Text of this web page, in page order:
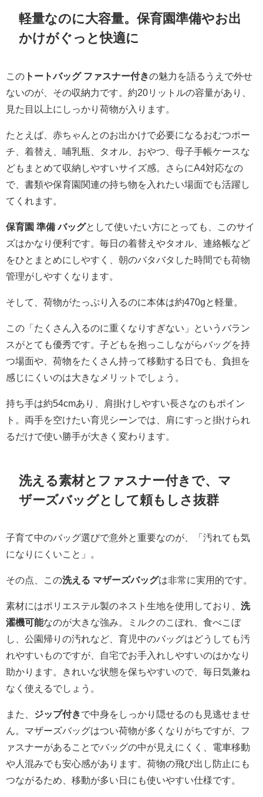
軽量なのに大容量。保育園準備やお出
かけがぐっと快適に
この トートバッグ ファスナー付きの魅力を語るうえで外せ
ないのが、その収納力です。約20リットルの容量があり、
見た目以上にしっかり荷物が入ります。
たとえば、赤ちゃんとのお出かけで必要になるおむつポー
チ、着替え、哺乳瓶、タオル、おやつ、母子手帳ケースな
どもまとめて収納しやすいサイズ感。さらにA4対応なの
で、書類や保育園関連の持ち物を入れたい場面でも活躍し
てくれます。
保育園 準備 バッグとして使いたい方にとっても、このサイ
ズはかなり便利です。毎日の着替えやタオル、連絡帳など
をひとまとめにしやすく、朝のバタバタした時間でも荷物
管理がしやすくなります。
そして、荷物がたっぷり入るのに本体は約470gと軽量。
この「たくさん入るのに重くなりすぎない」というバラン
スがとても優秀です。子どもを抱っこしながらバッグを持
つ場面や、荷物をたくさん持って移動する日でも、負担を
感じにくいのは大きなメリットでしょう。
持ち手は約54cmあり、肩掛けしやすい長さなのもポイン
ト。両手を空けたい育児シーンでは、肩にすっと掛けられ
るだけで使い勝手が大きく変わります。
洗える素材とファスナー付きで、マ
ザーズバッグとして頼もしさ抜群
子育て中のバッグ選びで意外と重要なのが、「汚れても気
になりにくいこと」。
その点、この洗える マザーズバッグは非常に実用的です。
素材にはポリエステル製のネスト生地を使用しており、 洗
濯機可能なのが大きな強み。ミルクのこぼれ、食べこぼ
し、公園帰りの汚れなど、育児中のバッグはどうしても汚
れやすいものですが、自宅でお手入れしやすいのはかなり
助かります。きれいな状態を保ちやすいので、毎日気兼ね
なく使えるでしょう。
また、 ジップ付きで中身をしっかり隠せるのも見逃せませ
ん。マザーズバッグはつい荷物が多くなりがちですが、フ
ァスナーがあることでバッグの中が見えにくく、電車移動
や人混みでも安心感があります。荷物の飛び出し防止にも
つながるため、移動が多い日にも使いやすい仕様です。